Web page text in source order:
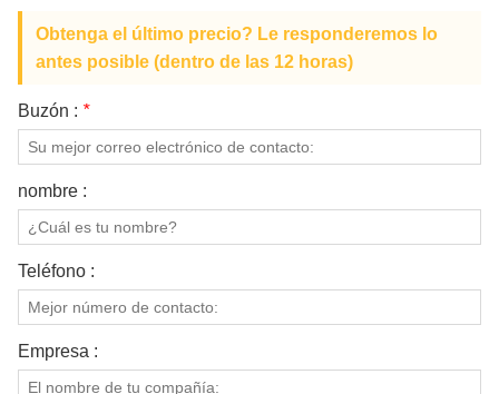
Obtenga el último precio? Le responderemos lo
antes posible (dentro de las 12 horas)
Buzón : *
nombre :
Teléfono :
Empresa :